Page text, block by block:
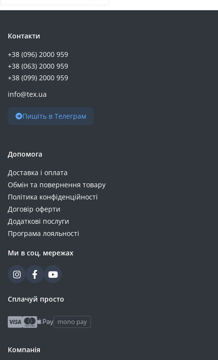
Контакти
+38 (096) 2000 959
+38 (063) 2000 959
+38 (099) 2000 959
info@tex.ua
Пишіть в Телеграм
Допомога
Доставка і оплата
Обмін та повернення товару
Політика конфіденційності
Договір оферти
Додаткові послуги
Програма лояльності
Ми в соц. мережах
Сплачуй просто
mono pay
Компанія